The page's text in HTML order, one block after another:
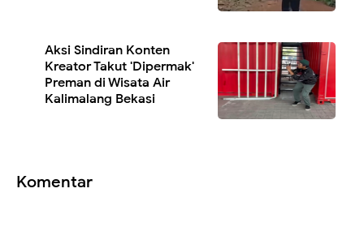
Aksi Sindiran Konten
Kreator Takut 'Dipermak'
Preman di Wisata Air
Kalimalang Bekasi
Komentar